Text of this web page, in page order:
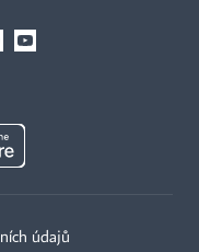
údajů